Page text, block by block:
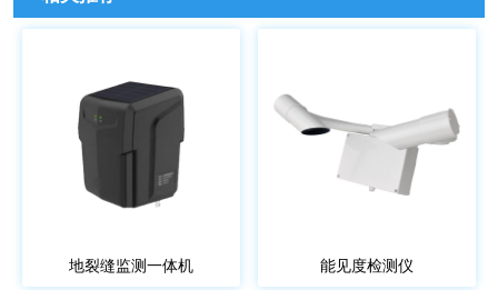
地裂缝监测一体机 能见度检测仪